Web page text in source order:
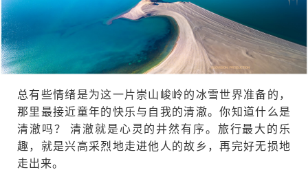
总有些情绪是为这一片崇山峻岭的冰雪世界准备的，
那里最接近童年的快乐与自我的清澈。你知道什么是
清澈吗？ 清澈就是心灵的井然有序。旅行最大的乐
趣，就是兴高采烈地走进他人的故乡，再完好无损地
走出来。